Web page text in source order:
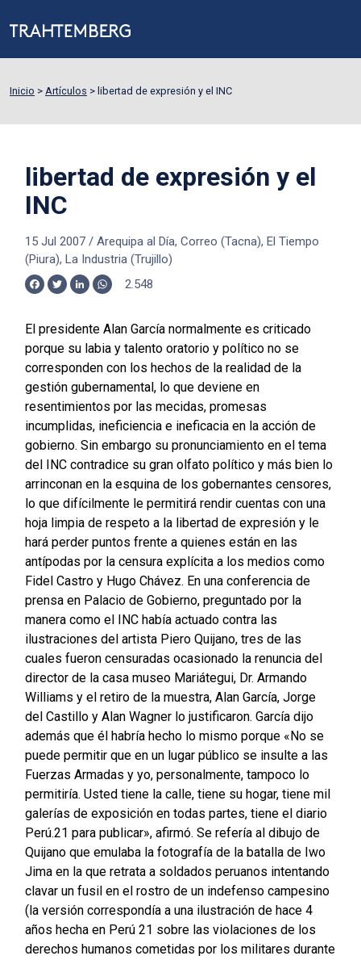
Inicio > Artículos > libertad de expresión y el INC
libertad de expresión y el
INC
15 Jul 2007/ Arequipa al Día, Correo (Tacna), El Tiempo
(Piura), La Industria (Trujillo)
Facebook
TwitterLinkedInWhatsApp
2.548
El presidente Alan García normalmente es criticado
porque su labia y talento oratorio y político no se
corresponden con los hechos de la realidad de la
gestión gubernamental, lo que deviene en
resentimientos por las mecidas, promesas
incumplidas, ineficiencia e ineficacia en la acción de
gobierno. Sin embargo su pronunciamiento en el tema
del INC contradice su gran olfato político y más bien lo
arrinconan en la esquina de los gobernantes censores,
lo que difícilmente le permitirá rendir cuentas con una
hoja limpia de respeto a la libertad de expresión y le
hará perder puntos frente a quienes están en las
antípodas por la censura explícita a los medios como
Fidel Castro y Hugo Chávez. En una conferencia de
prensa en Palacio de Gobierno, preguntado por la
manera como el INC había actuado contra las
ilustraciones del artista Piero Quijano, tres de las
cuales fueron censuradas ocasionado la renuncia del
director de la casa museo Mariátegui, Dr. Armando
Williams y el retiro de la muestra, Alan García, Jorge
del Castillo y Alan Wagner lo justificaron. García dijo
además que él habría hecho lo mismo porque «No se
puede permitir que en un lugar público se insulte a las
Fuerzas Armadas y yo, personalmente, tampoco lo
permitiría. Usted tiene la calle, tiene su hogar, tiene mil
galerías de exposición en todas partes, tiene el diario
Perú.21 para publicar», afirmó. Se refería al dibujo de
Quijano que emulaba la fotografía de la batalla de Iwo
Jima en la que retrata a soldados peruanos intentando
clavar un fusil en el rostro de un indefenso campesino
(la versión correspondía a una ilustración de hace 4
años hecha en Perú 21 sobre las violaciones de los
derechos humanos cometidas por los militares durante